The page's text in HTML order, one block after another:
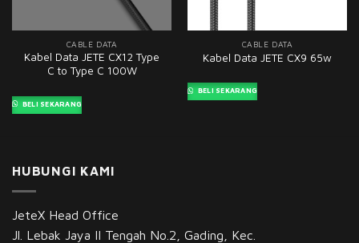
CABLE DATA
Kabel Data JETE CX12 Type
C to Type C 100W
BELI SEKARANG
CABLE DATA
Kabel Data JETE CX9 65w
BELI SEKARANG
HUBUNGI KAMI
JeteX Head Office
Jl. Lebak Jaya II Tengah No.2, Gading, Kec.